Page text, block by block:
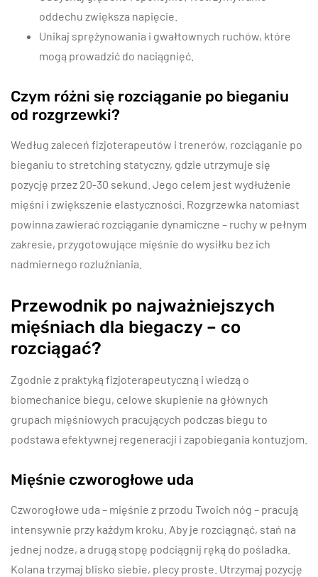
oddechu zwiększa napięcie.
Unikaj sprężynowania i gwałtownych ruchów, które
mogą prowadzić do naciągnięć.
Czym różni się rozciąganie po bieganiu
od rozgrzewki?
Według zaleceń fizjoterapeutów i trenerów, rozciąganie po
bieganiu to stretching statyczny, gdzie utrzymuje się
pozycję przez 20-30 sekund. Jego celem jest wydłużenie
mięśni i zwiększenie elastyczności. Rozgrzewka natomiast
powinna zawierać rozciąganie dynamiczne – ruchy w pełnym
zakresie, przygotowujące mięśnie do wysiłku bez ich
nadmiernego rozluźniania.
Przewodnik po najważniejszych
mięśniach dla biegaczy – co
rozciągać?
Zgodnie z praktyką fizjoterapeutyczną i wiedzą o
biomechanice biegu, celowe skupienie na głównych
grupach mięśniowych pracujących podczas biegu to
podstawa efektywnej regeneracji i zapobiegania kontuzjom.
Mięśnie czworogłowe uda
Czworogłowe uda – mięśnie z przodu Twoich nóg – pracują
intensywnie przy każdym kroku. Aby je rozciągnąć, stań na
jednej nodze, a drugą stopę podciągnij ręką do pośladka.
Kolana trzymaj blisko siebie, plecy proste. Utrzymaj pozycję